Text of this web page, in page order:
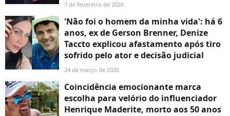
7 de fevereiro de 2026
'Não foi o homem da minha vida': há 6
anos, ex de Gerson Brenner, Denize
Taccto explicou afastamento após tiro
sofrido pelo ator e decisão judicial
24 de março de 2026
Coincidência emocionante marca
escolha para velório do influenciador
Henrique Maderite, morto aos 50 anos